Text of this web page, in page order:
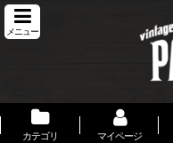
メニュー
カテゴリ マイページ